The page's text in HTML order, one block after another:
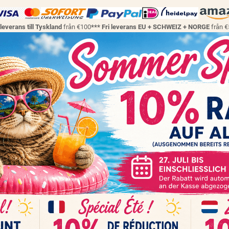
till Tyskland från €100*** Fri leverans EU + SCHWEIZ + NORGE från